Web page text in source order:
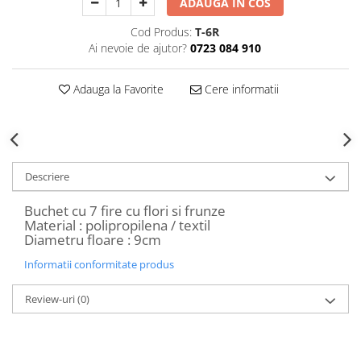
Decoratiuni Craciun
Crengute Decorative
Decoratiuni Muzicale
Decoratiuni Luminoase
Aromaterapie Craciun
ADAUGA IN COS
Cod Produs: T-6R
Ai nevoie de ajutor? 0723 084 910
Adauga la Favorite Cere informatii
Descriere
Buchet cu 7 fire cu flori si frunze
Material : polipropilena / textil
Diametru floare : 9cm
Informatii conformitate produs
Review-uri(0)